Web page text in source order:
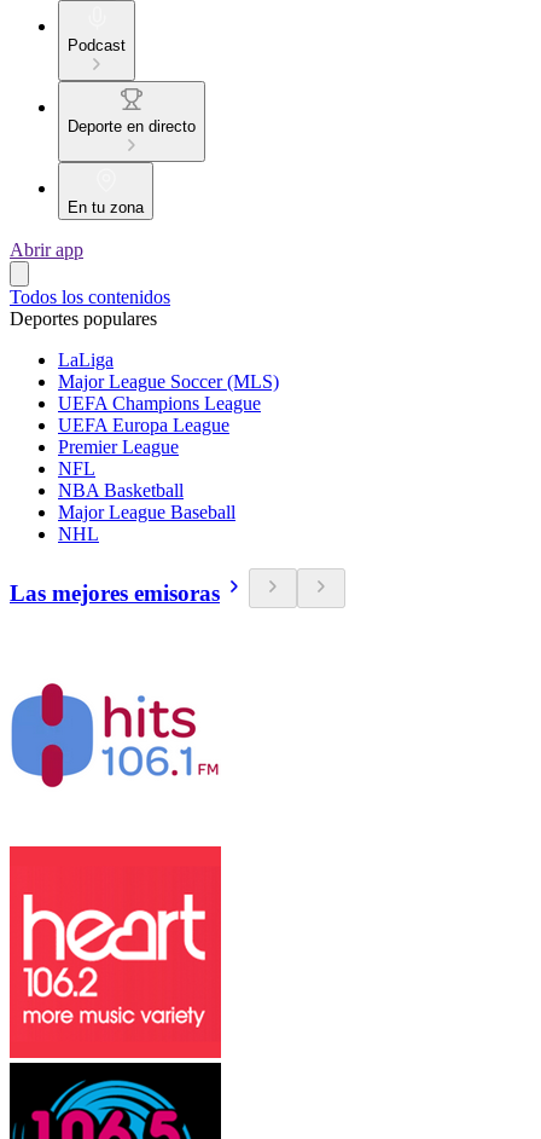
Podcast
Deporte en directo
En tu zona
Abrir app
Todos los contenidos
Deportes populares
LaLiga
Major League Soccer (MLS)
UEFA Champions League
UEFA Europa League
Premier League
NFL
NBA Basketball
Major League Baseball
NHL
Las mejores emisoras